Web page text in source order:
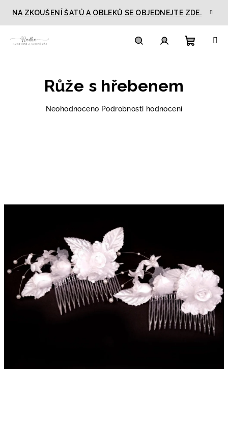
obsah
NA ZKOUŠENÍ ŠATŮ A OBLEKŮ SE OBJEDNEJTE ZDE.
Růže s hřebenem
Průměrné
Neohodnoceno Podrobnosti hodnocení